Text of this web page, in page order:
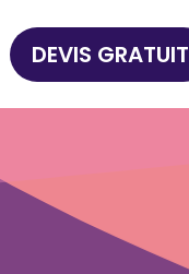
DEVIS GRATUIT